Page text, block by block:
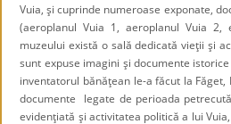
Vuia, şi cuprinde numeroase exponate,
(aeroplanul Vuia 1, aeroplanul Vuia 2,
muzeului există o sală dedicată vieţii şi
sunt expuse imagini şi documente
inventatorul bănăţean le-a făcut la
documente legate de perioada
evidenţiată şi activitatea politică a lui